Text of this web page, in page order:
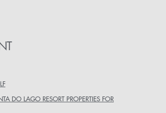
DO LAGO RESORT PROPERTIES FOR